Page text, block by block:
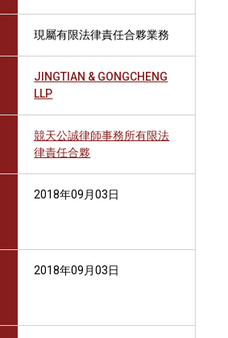
現屬有限法律責任合夥業務
JINGTIAN & GONGCHENG
LLP
競天公誠律師事務所有限法
律責任合夥
2018年09月03日
2018年09月03日